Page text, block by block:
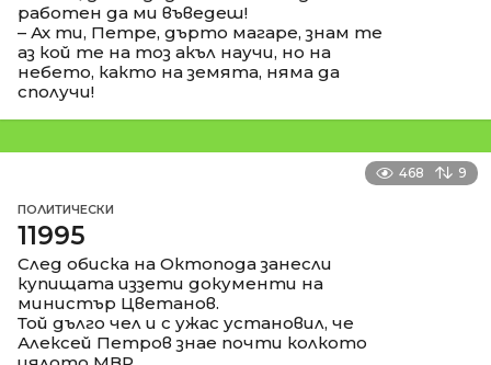
работен да ми въведеш!
– Ах ти, Петре, дърто магаре, знам те
аз кой те на тоз акъл научи, но на
небето, както на земята, няма да
сполучи!
468 9
ПОЛИТИЧЕСКИ
11995
След обиска на Октопода занесли
купищата иззети документи на
министър Цветанов.
Той дълго чел и с ужас установил, че
Алексей Петров знае почти колкото